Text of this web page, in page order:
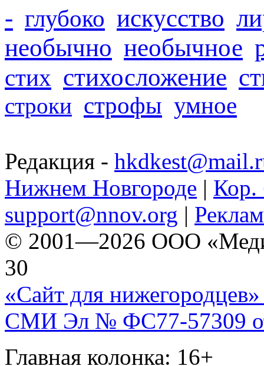
- глубоко искусство
необычно необычное
стих стихосложение
строки строфы умное
Редакция -
Нижнем Новгороде | Кор.
support@nnov.org |
© 2001—2026 ООО
30
«Сайт для нижегородцев»
СМИ Эл № ФС77-57309
Главная колонка: 16+